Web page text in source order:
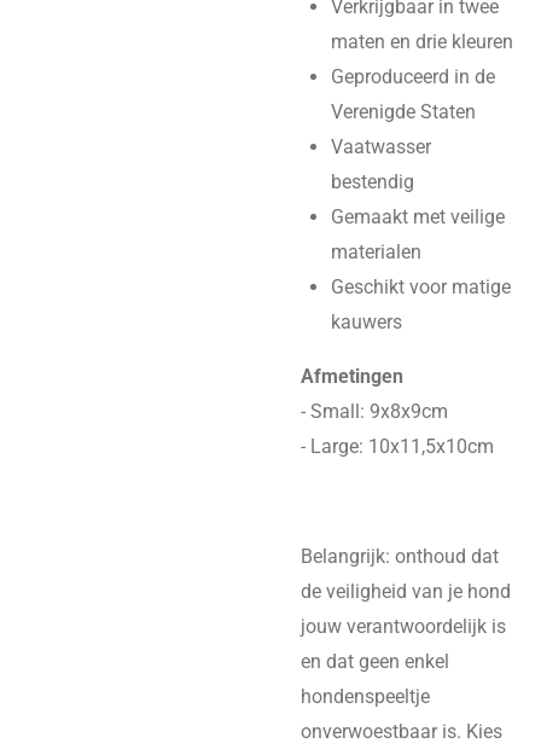
Verkrijgbaar in twee
maten en drie kleuren
Geproduceerd in de
Verenigde Staten
Vaatwasser
bestendig
Gemaakt met veilige
materialen
Geschikt voor matige
kauwers
Afmetingen
- Small: 9x8x9cm
- Large: 10x11,5x10cm
Belangrijk: onthoud dat
de veiligheid van je hond
jouw verantwoordelijk is
en dat geen enkel
hondenspeeltje
onverwoestbaar is. Kies